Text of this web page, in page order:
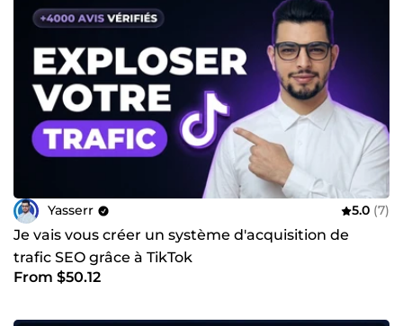
Yasserr 5.0 (7)
Je vais vous créer un système d'acquisition de
trafic SEO grâce à TikTok
From $50.12